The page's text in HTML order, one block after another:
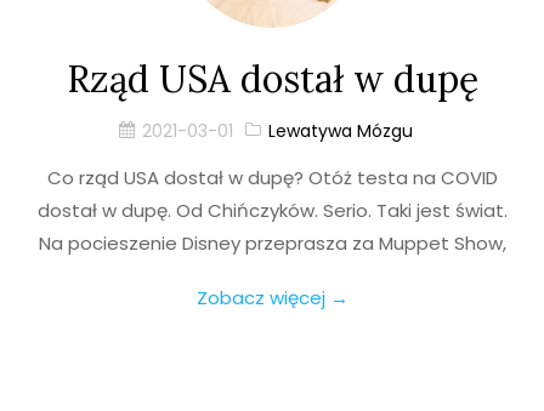
Rząd USA dostał w dupę
2021-03-01 Lewatywa Mózgu
Co rząd USA dostał w dupę? Otóż testa na COVID
dostał w dupę. Od Chińczyków. Serio. Taki jest świat.
Na pocieszenie Disney przeprasza za Muppet Show,
Zobacz więcej →